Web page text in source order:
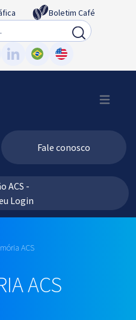
Boletim Café
Fale conosco
ACS -
Login
ACS
ACS